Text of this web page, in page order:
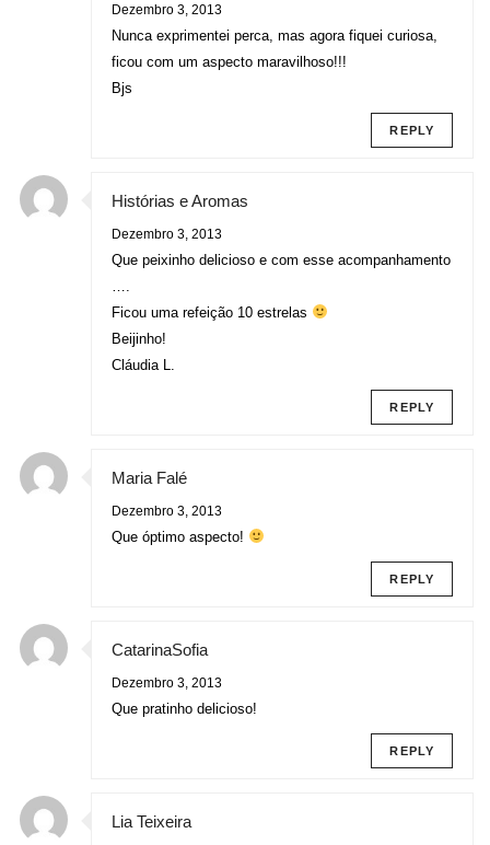
Dezembro 3, 2013
Nunca exprimentei perca, mas agora fiquei curiosa,
ficou com um aspecto maravilhoso!!!
Bjs
REPLY
Histórias e Aromas
Dezembro 3, 2013
Que peixinho delicioso e com esse acompanhamento
Ficou uma refeição 10 estrelas
Beijinho!
Cláudia L.
REPLY
Maria Falé
Dezembro 3, 2013
Que óptimo aspecto!
REPLY
CatarinaSofia
Dezembro 3, 2013
Que pratinho delicioso!
REPLY
Lia Teixeira